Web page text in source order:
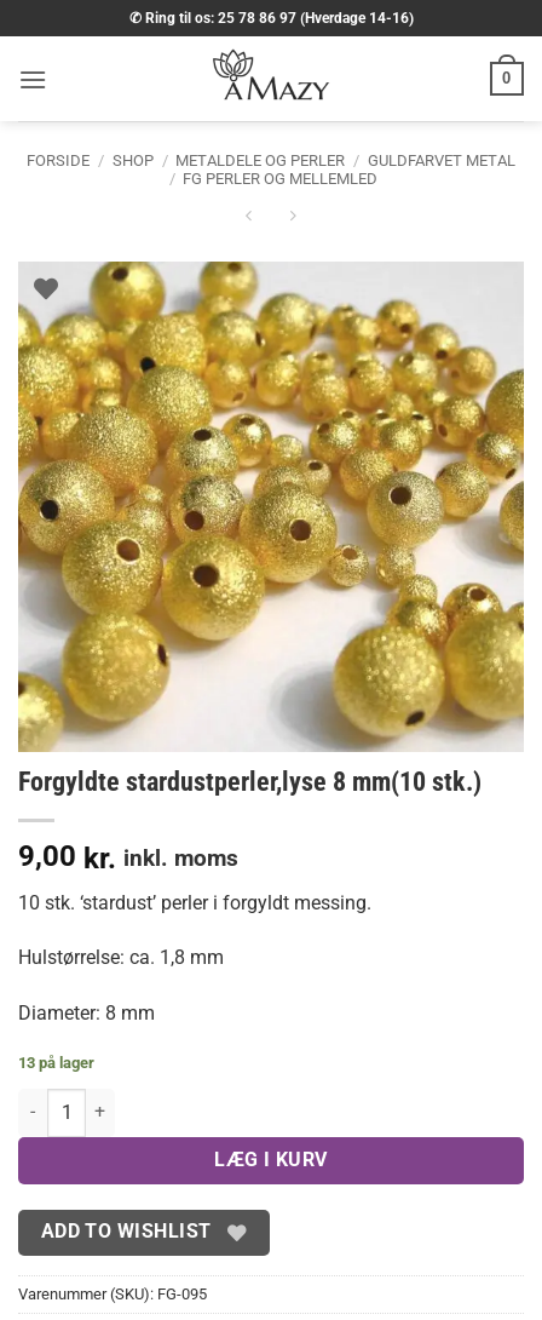
til
indhold
✆ Ring til os: 25 78 86 97 (Hverdage 14-16)
0
FORSIDE / SHOP / METALDELE OG PERLER / GULDFARVET METAL
/ FG PERLER OG MELLEMLED
Forgyldte stardustperler,lyse 8 mm(10 stk.)
9,00 kr. inkl. moms
10 stk. ‘stardust’ perler i forgyldt messing.
Hulstørrelse: ca. 1,8 mm
Diameter: 8 mm
13 på lager
Forgyldte stardustperler,lyse 8 mm(10 stk.) antal
LÆG I KURV
ADD TO WISHLIST
Varenummer (SKU): FG-095